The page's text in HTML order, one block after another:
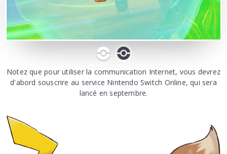
0
Notez que pour utiliser la communication Internet, vous devrez
d'abord souscrire au service Nintendo Switch Online, qui sera
lancé en septembre.